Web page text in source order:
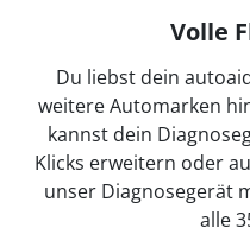
Volle
Du liebst dein
weitere Automarken
kannst dein
Klicks erweitern oder
unser Diagnosegerät
alle